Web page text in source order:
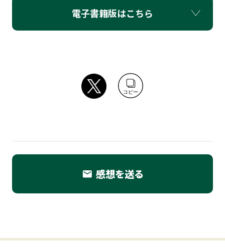
電子書籍版はこちら
コピー
email 感想を送る